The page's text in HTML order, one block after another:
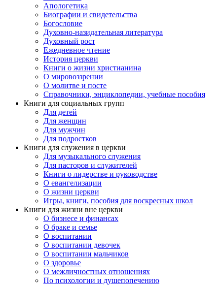
Апологетика
Биографии и свидетельства
Богословие
Духовно-назидательная литература
Духовный рост
Ежедневное чтение
История церкви
Книги о жизни христианина
О мировоззрении
О молитве и посте
Справочники, энциклопедии, учебные пособия
Книги для социальных групп
Для детей
Для женщин
Для мужчин
Для подростков
Книги для служения в церкви
Для музыкального служения
Для пасторов и служителей
Книги о лидерстве и руководстве
О евангелизации
О жизни церкви
Игры, книги, пособия для воскресных школ
Книги для жизни вне церкви
О бизнесе и финансах
О браке и семье
О воспитании
О воспитании девочек
О воспитании мальчиков
О здоровье
О межличностных отношениях
По психологии и душепопечению